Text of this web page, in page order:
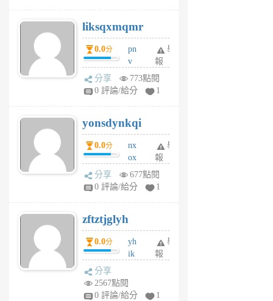
6
個
月
前
liksqxmqmr
0.0分
pn
v
wt
sv
6
個
月
前
舉
報
分享
773點閱
0 評論/給分
1
yonsdynkqi
0.0分
nx
ox
rh
pe
月
前
舉
報
分享
677點閱
0 評論/給分
1
zftztjglyh
0.0分
yh
ik
tu
舉
報
分享
2567點閱
0 評論/給分
1